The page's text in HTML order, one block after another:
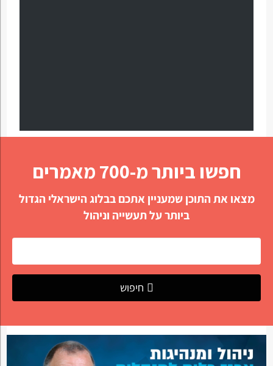
חפשו ביותר מ-700 מאמרים
מצאו את התוכן שמעניין אתכם בבלוג הישראלי הגדול
ביותר על תעשייה וניהול
חיפוש